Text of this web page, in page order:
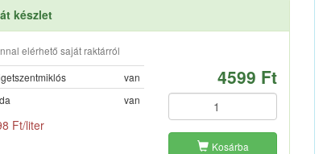
készlet
elérhető saját raktárról
van
van
Ft/liter
4599 Ft
Kosárba